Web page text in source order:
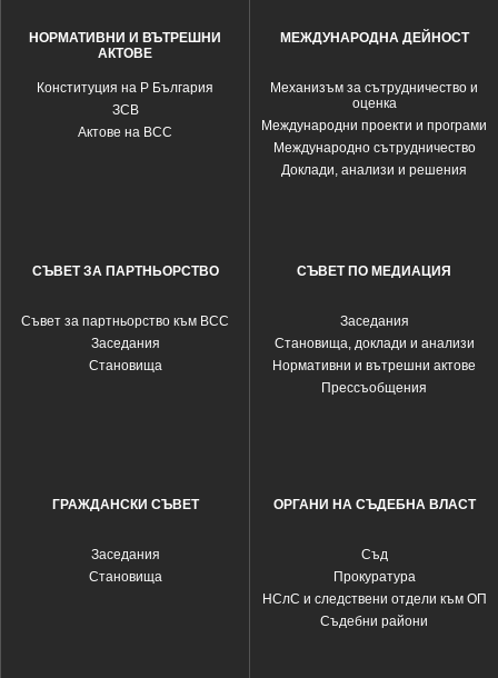
НОРМАТИВНИ И ВЪТРЕШНИ
АКТОВЕ
Конституция на Р България
ЗСВ
Актове на ВСС
МЕЖДУНАРОДНА ДЕЙНОСТ
Механизъм за сътрудничество и
оценка
Международни проекти и програми
Международно сътрудничество
Доклади, анализи и решения
СЪВЕТ ЗА ПАРТНЬОРСТВО
Съвет за партньорство към ВСС
Заседания
Становища
СЪВЕТ ПО МЕДИАЦИЯ
Заседания
Становища, доклади и анализи
Нормативни и вътрешни актове
Прессъобщения
ГРАЖДАНСКИ СЪВЕТ
Заседания
Становища
ОРГАНИ НА СЪДЕБНА ВЛАСТ
Съд
Прокуратура
НСлС и следствени отдели към ОП
Съдебни райони